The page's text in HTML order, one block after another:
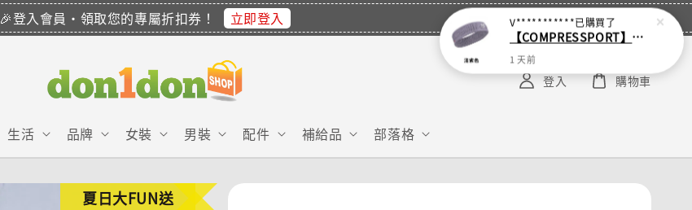
🎉登入會員・領取您的專屬折扣券！ 立即登入
生活 品牌 女裝 男裝 配件 補給品 部落格
登入 購物車
夏日大FUN送
V***********已購買了
【COMPRESSPORT】窄版止汗呼吸頭帶2.0_【零碼】
1 天前